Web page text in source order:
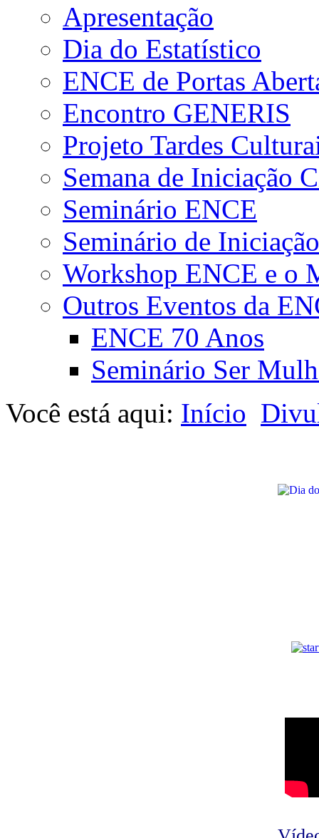
Apresentação
Dia do Estatístico
ENCE de Portas
Encontro GENERIS
Projeto Tardes
Semana de Iniciação
Seminário ENCE
Seminário de
Workshop ENCE e o
Outros Eventos da
ENCE 70 Anos
Seminário Ser
Você está aqui: Início